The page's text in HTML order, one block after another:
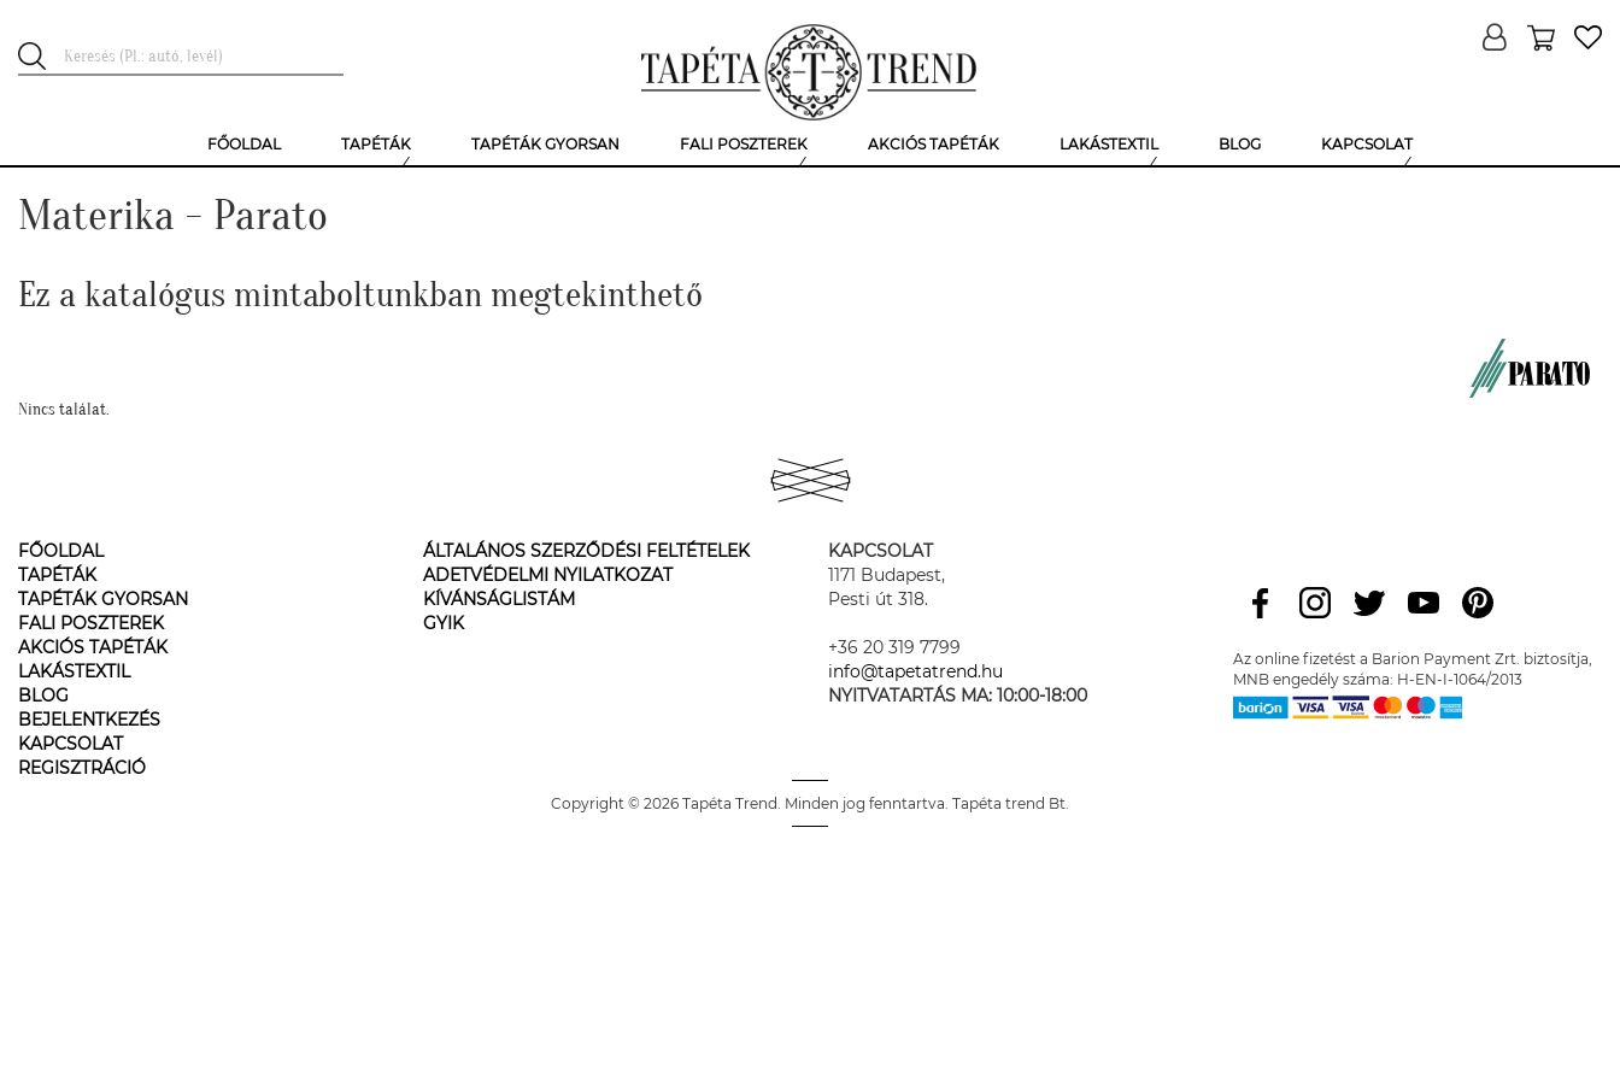
FŐOLDAL TAPÉTÁK TAPÉTÁK GYORSAN FALI POSZTEREK AKCIÓS TAPÉTÁK LAKÁSTEXTIL BLOG KAPCSOLAT
Materika - Parato
Ez a katalógus mintaboltunkban megtekinthető
Nincs találat.
FŐOLDAL
TAPÉTÁK
TAPÉTÁK GYORSAN
FALI POSZTEREK
AKCIÓS TAPÉTÁK
LAKÁSTEXTIL
BLOG
BEJELENTKEZÉS
KAPCSOLAT
REGISZTRÁCIÓ
ÁLTALÁNOS SZERZŐDÉSI FELTÉTELEK
ADETVÉDELMI NYILATKOZAT
KÍVÁNSÁGLISTÁM
GYIK
KAPCSOLAT
1171 Budapest,
Pesti út 318.
+36 20 319 7799
info@tapetatrend.hu
NYITVATARTÁS MA: 10:00-18:00
Az online fizetést a Barion Payment Zrt. biztosítja,
MNB engedély száma: H-EN-I-1064/2013
Copyright © 2026 Tapéta Trend. Minden jog fenntartva. Tapéta trend Bt.